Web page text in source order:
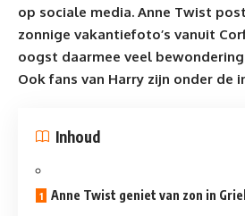
op sociale media. Anne Twist
zonnige vakantiefoto’s vanuit
oogst daarmee veel
Ook fans van Harry zijn onder de
Inhoud
Anne Twist geniet van zon in